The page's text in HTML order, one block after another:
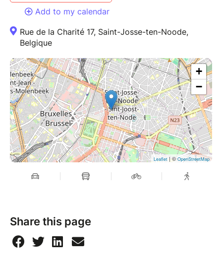
Add to my calendar
Rue de la Charité 17, Saint-Josse-ten-Noode,
Belgique
+
−
Leaflet | ©OpenStreetMap
Share this page